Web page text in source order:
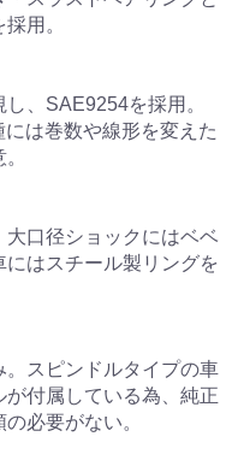
用。
、SAE9254を採用。
は巻数や線形を変えた
口径ショックにはベベ
はスチール製リングを
スピンドルタイプの車
付属している為、純正
必要がない。